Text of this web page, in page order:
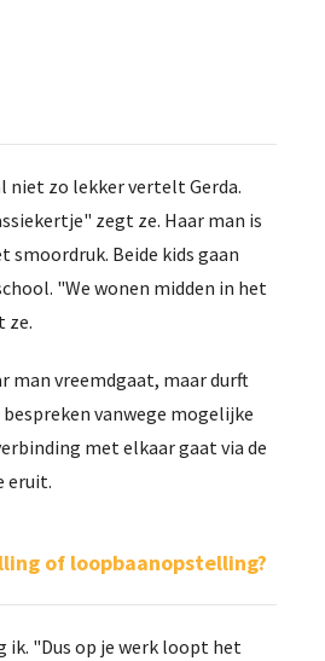
niet zo lekker vertelt Gerda.
zegt ze. Haar man is
smoordruk. Beide kids gaan
"We wonen midden in het
ze.
man vreemdgaat, maar durft
vanwege mogelijke
met elkaar gaat via de
eruit.
of loopbaanopstelling?
ik. "Dus op je werk loopt het